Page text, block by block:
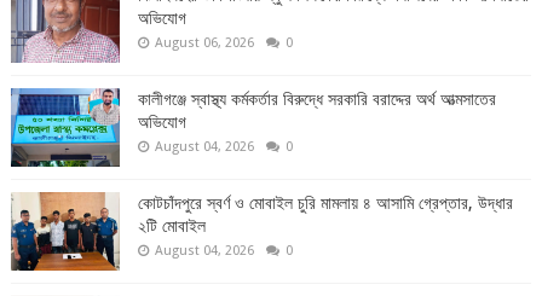
অভিযোগ
August 06, 2026 0
কালীগঞ্জে স্বাস্থ্য কর্মকর্তার বিরুদ্ধে সরকারি বরাদ্দের অর্থ আত্মসাতের
অভিযোগ
August 04, 2026 0
কোটচাঁদপুরে স্বর্ণ ও মোবাইল চুরি মামলায় ৪ আসামি গ্রেপ্তার, উদ্ধার
২টি মোবাইল
August 04, 2026 0